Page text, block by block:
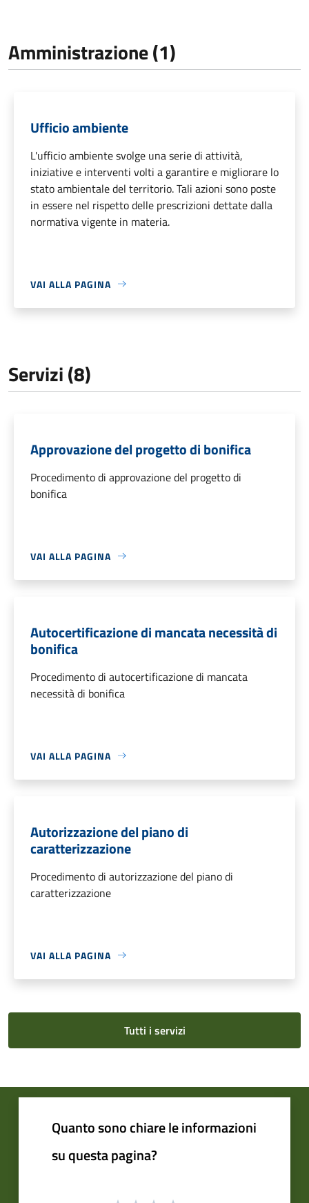
Amministrazione (1)
Ufficio ambiente
L'ufficio ambiente svolge una serie di attività,
iniziative e interventi volti a garantire e migliorare lo
stato ambientale del territorio. Tali azioni sono poste
in essere nel rispetto delle prescrizioni dettate dalla
normativa vigente in materia.
VAI ALLA PAGINA
Servizi (8)
Approvazione del progetto di bonifica
Procedimento di approvazione del progetto di
bonifica
VAI ALLA PAGINA
Autocertificazione di mancata necessità di
bonifica
Procedimento di autocertificazione di mancata
necessità di bonifica
VAI ALLA PAGINA
Autorizzazione del piano di
caratterizzazione
Procedimento di autorizzazione del piano di
caratterizzazione
VAI ALLA PAGINA
Tutti i servizi
Quanto sono chiare le informazioni
su questa pagina?